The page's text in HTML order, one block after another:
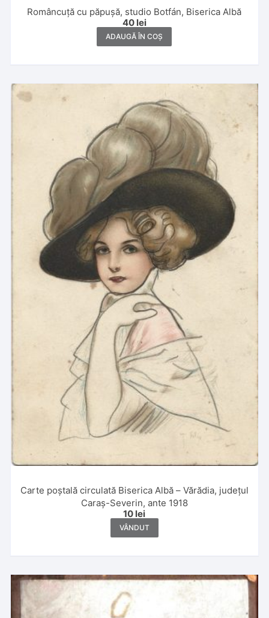
Româncuță cu păpușă, studio Botfán, Biserica Albă
40 lei
ADAUGĂ ÎN COȘ
Carte poștală circulată Biserica Albă – Vărădia, județul
Caraș-Severin, ante 1918
10 lei
VÂNDUT